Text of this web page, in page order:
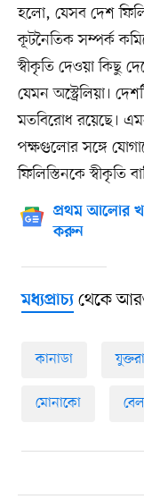
হলো, যেসব দেশ
কূটনৈতিক সম্পর্ক
স্বীকৃতি দেওয়া কিছু
যেমন অস্ট্রেলিয়া।
মতবিরোধ রয়েছে।
পক্ষগুলোর সঙ্গে
ফিলিস্তিনকে স্বীকৃতি
প্রথম আলোর
করুন
মধ্যপ্রাচ্যথেকে
কানাডা
মোনাকো